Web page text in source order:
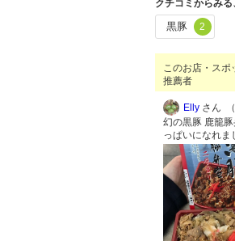
クチコミからみ
黒豚 2
このお店・スポ
推薦者
Elly さん
幻の黒豚 鹿籠
っぱいになれま